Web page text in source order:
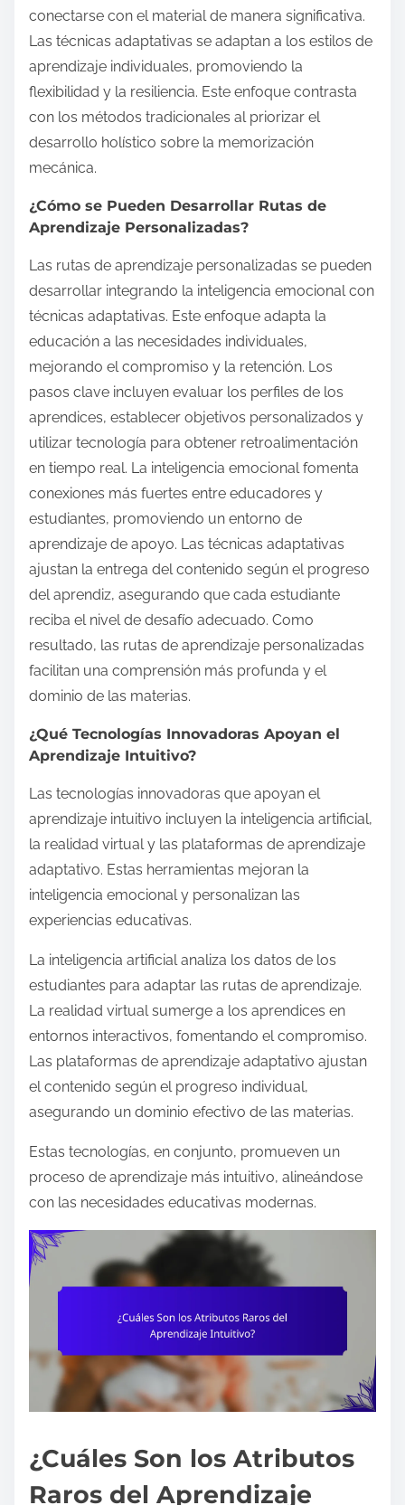
conectarse con el material de manera significativa.
Las técnicas adaptativas se adaptan a los estilos de
aprendizaje individuales, promoviendo la
flexibilidad y la resiliencia. Este enfoque contrasta
con los métodos tradicionales al priorizar el
desarrollo holístico sobre la memorización
mecánica.
¿Cómo se Pueden Desarrollar Rutas de
Aprendizaje Personalizadas?
Las rutas de aprendizaje personalizadas se pueden
desarrollar integrando la inteligencia emocional con
técnicas adaptativas. Este enfoque adapta la
educación a las necesidades individuales,
mejorando el compromiso y la retención. Los
pasos clave incluyen evaluar los perfiles de los
aprendices, establecer objetivos personalizados y
utilizar tecnología para obtener retroalimentación
en tiempo real. La inteligencia emocional fomenta
conexiones más fuertes entre educadores y
estudiantes, promoviendo un entorno de
aprendizaje de apoyo. Las técnicas adaptativas
ajustan la entrega del contenido según el progreso
del aprendiz, asegurando que cada estudiante
reciba el nivel de desafío adecuado. Como
resultado, las rutas de aprendizaje personalizadas
facilitan una comprensión más profunda y el
dominio de las materias.
¿Qué Tecnologías Innovadoras Apoyan el
Aprendizaje Intuitivo?
Las tecnologías innovadoras que apoyan el
aprendizaje intuitivo incluyen la inteligencia artificial,
la realidad virtual y las plataformas de aprendizaje
adaptativo. Estas herramientas mejoran la
inteligencia emocional y personalizan las
experiencias educativas.
La inteligencia artificial analiza los datos de los
estudiantes para adaptar las rutas de aprendizaje.
La realidad virtual sumerge a los aprendices en
entornos interactivos, fomentando el compromiso.
Las plataformas de aprendizaje adaptativo ajustan
el contenido según el progreso individual,
asegurando un dominio efectivo de las materias.
Estas tecnologías, en conjunto, promueven un
proceso de aprendizaje más intuitivo, alineándose
con las necesidades educativas modernas.
¿Cuáles Son los Atributos
Raros del Aprendizaje